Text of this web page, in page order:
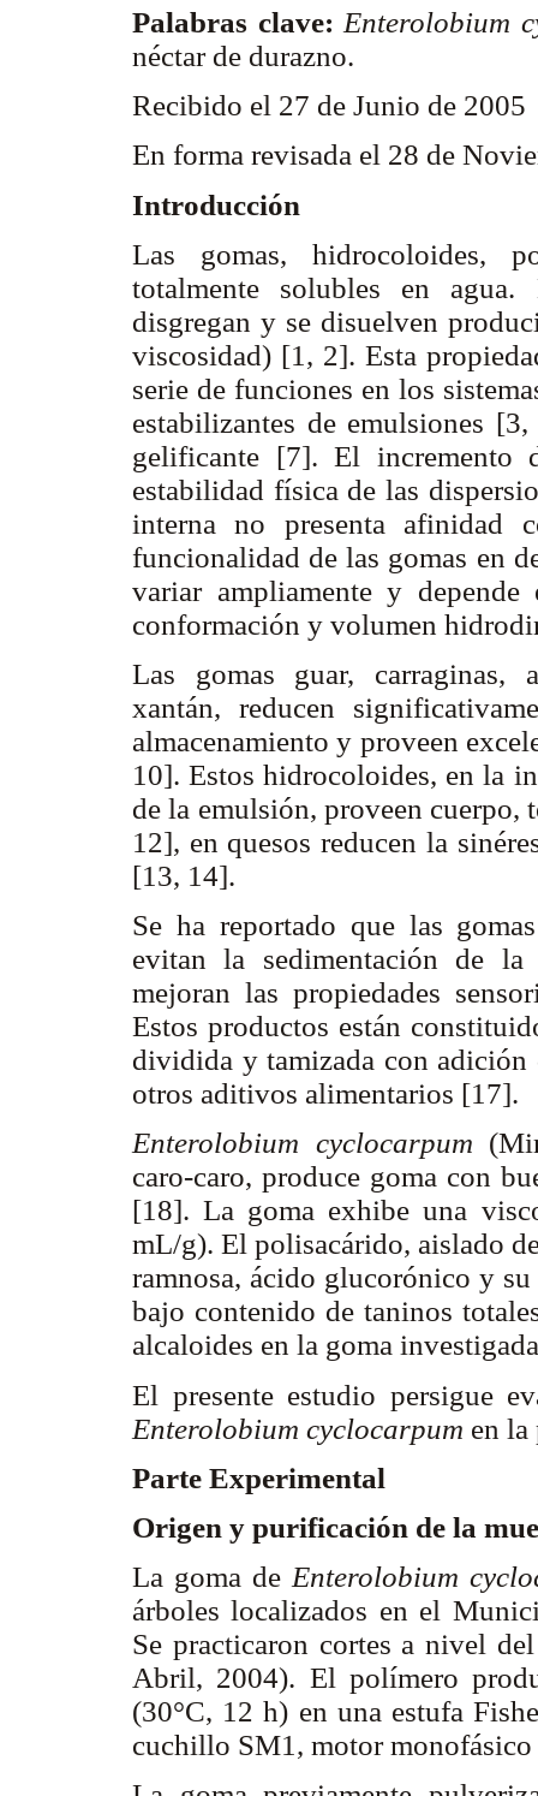
Palabras clave: Enterolobium
néctar de durazno.
Recibido el 27 de Junio de 2005
En forma revisada el 28 de
Introducción
Las gomas, hidrocoloides,
totalmente solubles en agua.
disgregan y se disuelven
viscosidad) [1, 2]. Esta
serie de funciones en los
estabilizantes de emulsiones
gelificante [7]. El incremento
estabilidad física de las
interna no presenta
funcionalidad de las gomas en
variar ampliamente y depende
conformación y volumen
Las gomas guar, carraginas,
xantán, reducen
almacenamiento y proveen
10]. Estos hidrocoloides, en la
de la emulsión, proveen
12], en quesos reducen la
[13, 14].
Se ha reportado que las
evitan la sedimentación de
mejoran las propiedades
Estos productos están
dividida y tamizada con adición
otros aditivos alimentarios [17].
Enterolobium cyclocarpum
caro-caro, produce goma con
[18]. La goma exhibe una
mL/g). El polisacárido, aislado
ramnosa, ácido glucorónico y
bajo contenido de taninos
alcaloides en la goma
El presente estudio persigue
Enterolobium cyclocarpum en la
Parte Experimental
Origen y purificación de la
La goma de Enterolobium
árboles localizados en el
Se practicaron cortes a nivel
Abril, 2004). El polímero
(30°C, 12 h) en una estufa
cuchillo SM1, motor